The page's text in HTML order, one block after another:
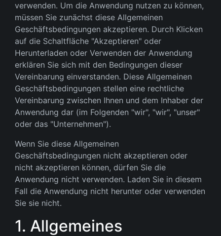
verwenden. Um die Anwendung nutzen zu können,
müssen Sie zunächst diese Allgemeinen
Geschäftsbedingungen akzeptieren. Durch Klicken
auf die Schaltfläche "Akzeptieren" oder
Herunterladen oder Verwenden der Anwendung
erklären Sie sich mit den Bedingungen dieser
Vereinbarung einverstanden. Diese Allgemeinen
Geschäftsbedingungen stellen eine rechtliche
Vereinbarung zwischen Ihnen und dem Inhaber der
Anwendung dar (im Folgenden "wir", "wir", "unser"
oder das "Unternehmen").
Wenn Sie diese Allgemeinen
Geschäftsbedingungen nicht akzeptieren oder
nicht akzeptieren können, dürfen Sie die
Anwendung nicht verwenden. Laden Sie in diesem
Fall die Anwendung nicht herunter oder verwenden
Sie sie nicht.
1. Allgemeines